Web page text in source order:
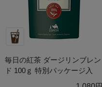
毎日の紅茶 ダージリンブレン
ド 100ｇ 特別パッケージ入